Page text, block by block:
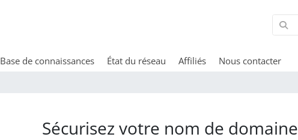
Base de connaissances État du réseau Affiliés Nous contacter
Sécurisez votre nom de domaine